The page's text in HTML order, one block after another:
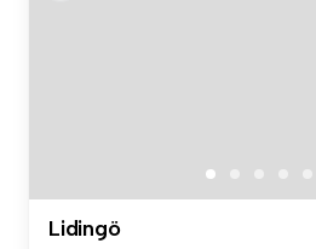
Lidingö